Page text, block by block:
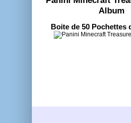
Album
Boite de 50 Pochettes